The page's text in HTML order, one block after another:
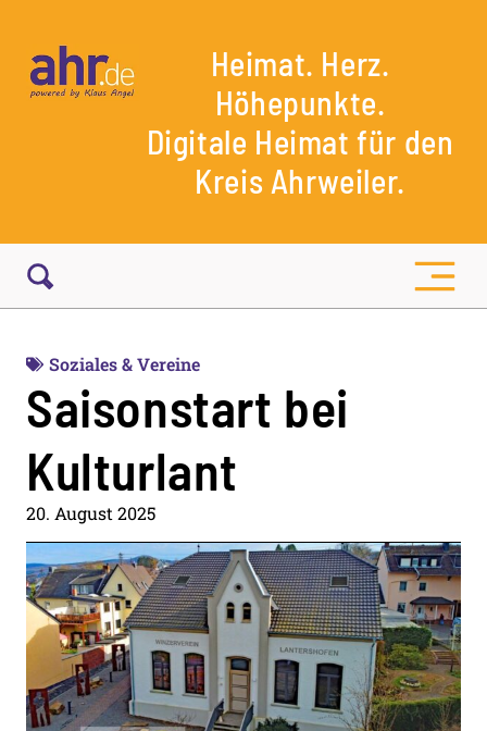
Heimat. Herz.
Höhepunkte.
Digitale Heimat für den
Kreis Ahrweiler.
Soziales & Vereine
Saisonstart bei
Kulturlant
20. August 2025